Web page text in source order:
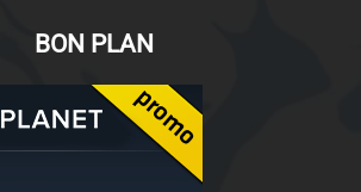
BON PLAN